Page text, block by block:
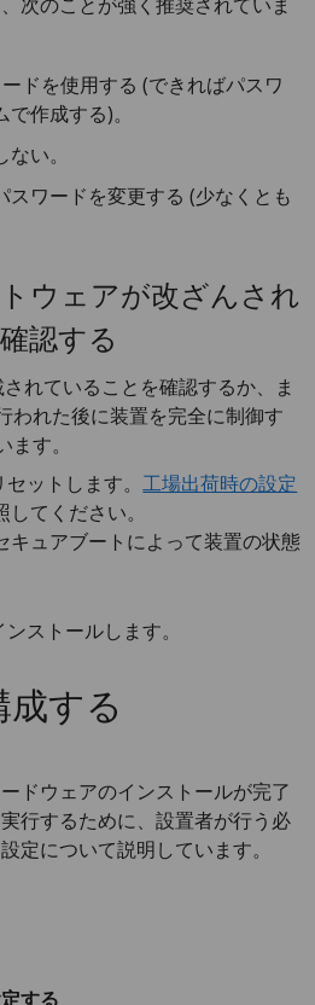
ドを使用する (できればパスワ
作成する)。
い。
スワードを変更する (少なくとも
ウェアが改ざんされ
認する
れていることを確認するか、ま
われた後に装置を完全に制御す
す。
セットします。工場出荷時の設定
してください。
キュアブートによって装置の状態
ストールします。
する
ドウェアのインストールが完了
行するために、設置者が行う必
定について説明しています。
する